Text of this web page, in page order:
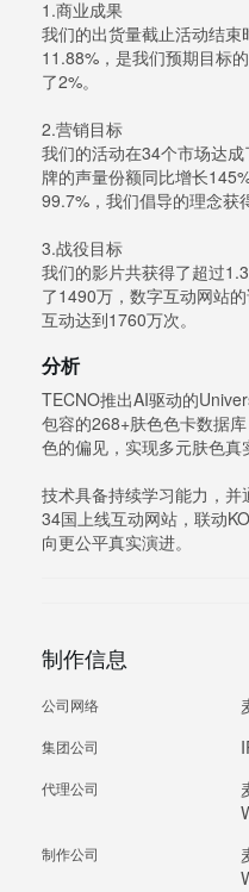
1.商业成果
我们的出货量截止活动结
11.88%，是我们预期目标
了2%。
2.营销目标
我们的活动在34个市场达
牌的声量份额同比增长
99.7%，我们倡导的理念获
3.战役目标
我们的影片共获得了超过
了1490万，数字互动网站
互动达到1760万次。
分析
TECNO推出AI驱动的
包容的268+肤色色卡数据
色的偏见，实现多元肤色真
技术具备持续学习能力，
34国上线互动网站，联动
向更公平真实演进。
制作信息
公司网络
集团公司
代理公司
制作公司